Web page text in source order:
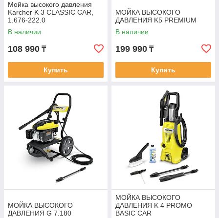
Мойка высокого давления
Karcher K 3 CLASSIC CAR,
1.676-222.0
В наличии
108 990 ₸
Купить
МОЙКА ВЫСОКОГО
ДАВЛЕНИЯ K5 PREMIUM
В наличии
199 990 ₸
Купить
МОЙКА ВЫСОКОГО
ДАВЛЕНИЯ G 7.180
МОЙКА ВЫСОКОГО
ДАВЛЕНИЯ K 4 PROMO
BASIC CAR